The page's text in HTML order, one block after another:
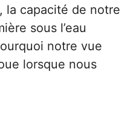
la capacité de notre
sous l’eau
notre vue
lorsque nous